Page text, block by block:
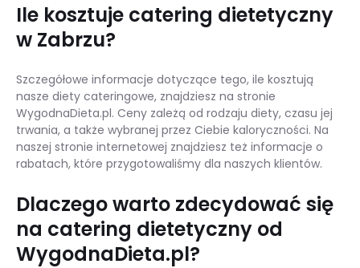
Ile kosztuje catering dietetyczny
w Zabrzu?
Szczegółowe informacje dotyczące tego, ile kosztują
nasze diety cateringowe, znajdziesz na stronie
WygodnaDieta.pl. Ceny zależą od rodzaju diety, czasu jej
trwania, a także wybranej przez Ciebie kaloryczności. Na
naszej stronie internetowej znajdziesz też informacje o
rabatach, które przygotowaliśmy dla naszych klientów.
Dlaczego warto zdecydować się
na catering dietetyczny od
WygodnaDieta.pl?